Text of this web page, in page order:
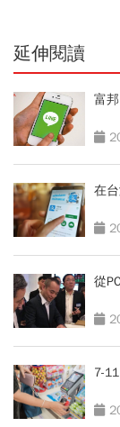
延伸閱讀
富
在
從
7-